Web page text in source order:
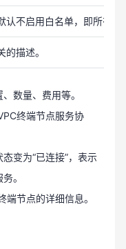
认不启用白名单，即所有
描述。
数量、费用等。
终端节点服务协
变为“已连接”，表示
。
节点的详细信息。